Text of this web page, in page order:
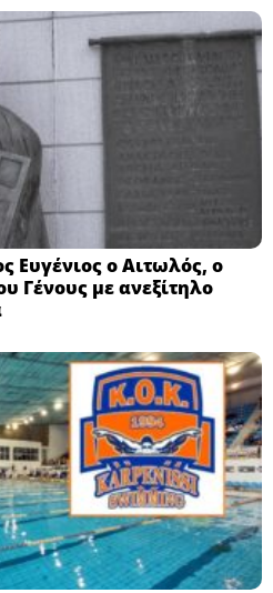
Ευγένιος ο Αιτωλός, ο
Γένους με ανεξίτηλο